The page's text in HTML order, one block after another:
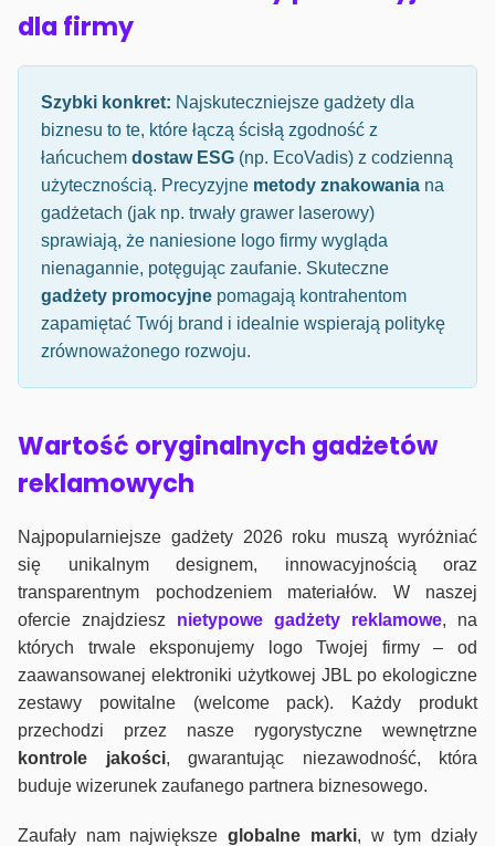
dla firmy
Szybki konkret: Najskuteczniejsze gadżety dla
biznesu to te, które łączą ścisłą zgodność z
łańcuchem dostaw ESG (np. EcoVadis) z codzienną
użytecznością. Precyzyjne metody znakowania na
gadżetach (jak np. trwały grawer laserowy)
sprawiają, że naniesione logo firmy wygląda
nienagannie, potęgując zaufanie. Skuteczne
gadżety promocyjne pomagają kontrahentom
zapamiętać Twój brand i idealnie wspierają politykę
zrównoważonego rozwoju.
Wartość oryginalnych gadżetów
reklamowych
Najpopularniejsze gadżety 2026 roku muszą wyróżniać
się unikalnym designem, innowacyjnością oraz
transparentnym pochodzeniem materiałów. W naszej
ofercie znajdziesz nietypowe gadżety reklamowe, na
których trwale eksponujemy logo Twojej firmy – od
zaawansowanej elektroniki użytkowej JBL po ekologiczne
zestawy powitalne (welcome pack). Każdy produkt
przechodzi przez nasze rygorystyczne wewnętrzne
kontrole jakości, gwarantując niezawodność, która
buduje wizerunek zaufanego partnera biznesowego.
Zaufały nam największeglobalne marki, w tym działy